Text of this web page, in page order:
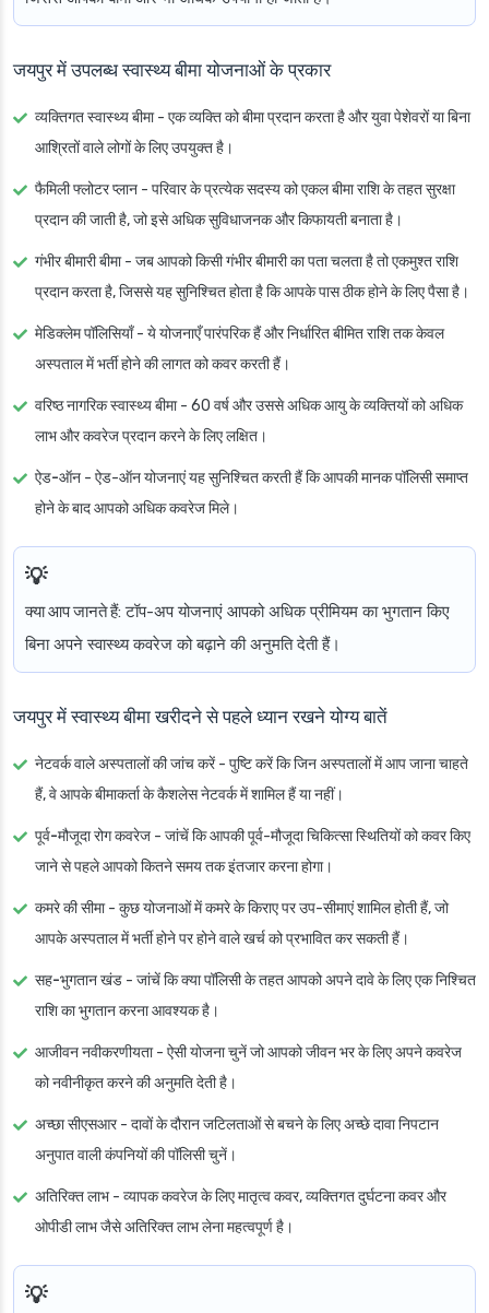
जयपुर में उपलब्ध स्वास्थ्य बीमा योजनाओं के प्रकार
व्यक्तिगत स्वास्थ्य बीमा- एक व्यक्ति को बीमा प्रदान करता है और युवा पेशेवरों या बिना
आश्रितों वाले लोगों के लिए उपयुक्त है।
फैमिली फ्लोटर प्लान - परिवार के प्रत्येक सदस्य को एकल बीमा राशि के तहत सुरक्षा
प्रदान की जाती है, जो इसे अधिक सुविधाजनक और किफायती बनाता है।
गंभीर बीमारी बीमा- जब आपको किसी गंभीर बीमारी का पता चलता है तो एकमुश्त राशि
प्रदान करता है, जिससे यह सुनिश्चित होता है कि आपके पास ठीक होने के लिए पैसा है।
मेडिक्लेम पॉलिसियाँ- ये योजनाएँ पारंपरिक हैं और निर्धारित बीमित राशि तक केवल
अस्पताल में भर्ती होने की लागत को कवर करती हैं।
वरिष्ठ नागरिक स्वास्थ्य बीमा- 60 वर्ष और उससे अधिक आयु के व्यक्तियों को अधिक
लाभ और कवरेज प्रदान करने के लिए लक्षित।
ऐड-ऑन - ऐड-ऑन योजनाएं यह सुनिश्चित करती हैं कि आपकी मानक पॉलिसी समाप्त
होने के बाद आपको अधिक कवरेज मिले।
क्या आप जानते हैं: टॉप-अप योजनाएं आपको अधिक प्रीमियम का भुगतान किए
बिना अपने स्वास्थ्य कवरेज को बढ़ाने की अनुमति देती हैं।
जयपुर में स्वास्थ्य बीमा खरीदने से पहले ध्यान रखने योग्य बातें
नेटवर्क वाले अस्पतालों की जांच करें- पुष्टि करें कि जिन अस्पतालों में आप जाना चाहते
हैं, वे आपके बीमाकर्ता के कैशलेस नेटवर्क में शामिल हैं या नहीं।
पूर्व-मौजूदा रोग कवरेज - जांचें कि आपकी पूर्व-मौजूदा चिकित्सा स्थितियों को कवर किए
जाने से पहले आपको कितने समय तक इंतजार करना होगा।
कमरे की सीमा- कुछ योजनाओं में कमरे के किराए पर उप-सीमाएं शामिल होती हैं, जो
आपके अस्पताल में भर्ती होने पर होने वाले खर्च को प्रभावित कर सकती हैं।
सह-भुगतान खंड - जांचें कि क्या पॉलिसी के तहत आपको अपने दावे के लिए एक निश्चित
राशि का भुगतान करना आवश्यक है।
आजीवन नवीकरणीयता- ऐसी योजना चुनें जो आपको जीवन भर के लिए अपने कवरेज
को नवीनीकृत करने की अनुमति देती है।
अच्छा सीएसआर- दावों के दौरान जटिलताओं से बचने के लिए अच्छे दावा निपटान
अनुपात वाली कंपनियों की पॉलिसी चुनें।
अतिरिक्त लाभ- व्यापक कवरेज के लिए मातृत्व कवर, व्यक्तिगत दुर्घटना कवर और
ओपीडी लाभ जैसे अतिरिक्त लाभ लेना महत्वपूर्ण है।